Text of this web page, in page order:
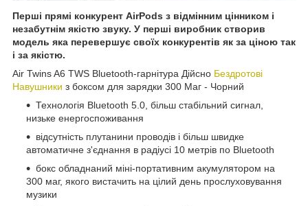
Перші прямі конкурент AirPods з відмінним цінником і
незабутнім якістю звуку. У перші виробник створив
модель яка перевершує своїх конкурентів як за ціною так
і за якістю.
Air Twins A6 TWS Bluetooth-гарнітура Дійсно Бездротові
Навушники з боксом для зарядки 300 Маг - Чорний
Технологія Bluetooth 5.0, більш стабільний сигнал,
низьке енергоспоживання
відсутність плутанини проводів і більш швидке
автоматичне з'єднання в радіусі 10 метрів по Bluetooth
бокс обладнаний міні-портативним акумулятором на
300 маг, якого вистачить на цілий день прослуховування
музики